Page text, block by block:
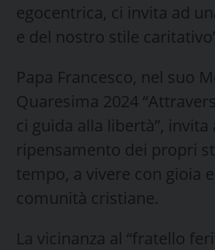
egocentrica, ci invita ad
e del nostro stile
Papa Francesco, nel suo
Quaresima 2024
ci guida alla libertà”, invita
ripensamento dei propri
tempo, a vivere con gioia
comunità cristiane.
La vicinanza al “fratello